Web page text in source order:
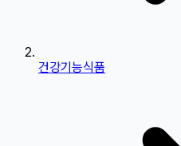
건강기능식품